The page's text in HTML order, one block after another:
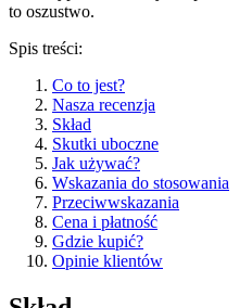
to oszustwo.
Spis treści:
Co to jest?
Nasza recenzja
Skład
Skutki uboczne
Jak używać?
Wskazania do stosowania
Przeciwwskazania
Cena i płatność
Gdzie kupić?
Opinie klientów